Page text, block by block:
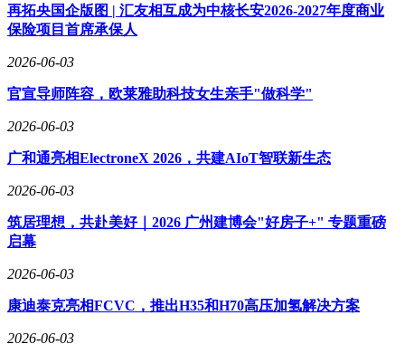
再拓央国企版图 | 汇友相互成为中核长安2026-2027年度商业
保险项目首席承保人
2026-06-03
官宣导师阵容，欧莱雅助科技女生亲手"做科学"
2026-06-03
广和通亮相ElectroneX 2026，共建AIoT智联新生态
2026-06-03
筑居理想，共赴美好｜2026 广州建博会"好房子+" 专题重磅
启幕
2026-06-03
康迪泰克亮相FCVC，推出H35和H70高压加氢解决方案
2026-06-03